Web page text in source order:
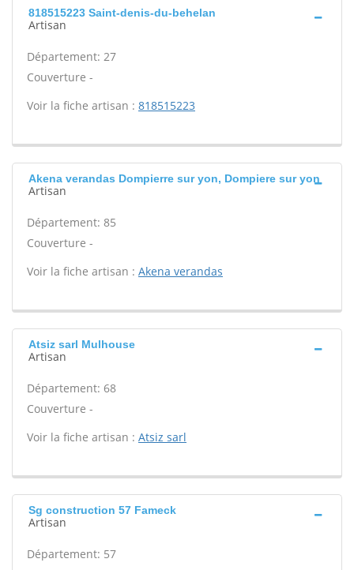
818515223 Saint-denis-du-behelan
Artisan
Département: 27
Couverture -
Voir la fiche artisan : 818515223
Akena verandas Dompierre sur yon, Dompiere sur yon
Artisan
Département: 85
Couverture -
Voir la fiche artisan : Akena verandas
Atsiz sarl Mulhouse
Artisan
Département: 68
Couverture -
Voir la fiche artisan : Atsiz sarl
Sg construction 57 Fameck
Artisan
Département: 57